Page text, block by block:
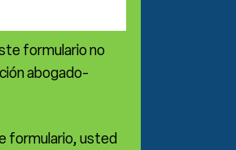
formulario no
abogado-
formulario, usted